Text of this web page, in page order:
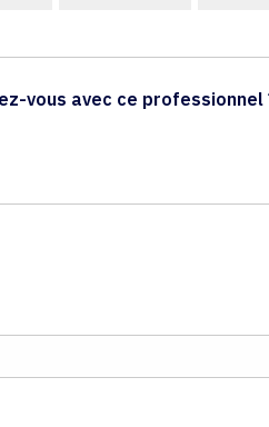
vous avec ce professionnel